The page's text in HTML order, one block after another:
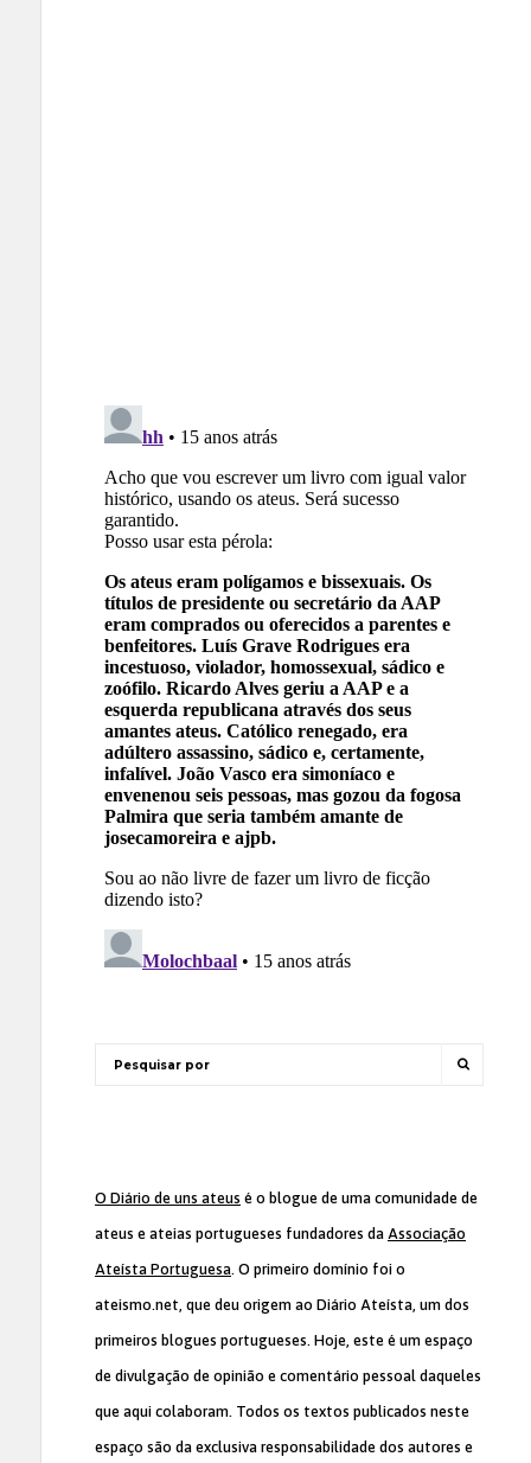
O Diário de uns ateus é o blogue de uma comunidade de
ateus e ateias portugueses fundadores da Associação
Ateísta Portuguesa. O primeiro domínio foi o
ateismo.net, que deu origem ao Diário Ateísta, um dos
primeiros blogues portugueses. Hoje, este é um espaço
de divulgação de opinião e comentário pessoal daqueles
que aqui colaboram. Todos os textos publicados neste
espaço são da exclusiva responsabilidade dos autores e